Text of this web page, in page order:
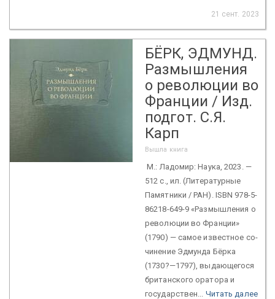
21 сент. 2023
БЁРК, ЭДМУНД.
Размышления
о революции во
Франции / Изд.
подгот. С.Я.
Карп
Вышла книга
М.: Ладомир: Наука, 2023. —
512 c., ил. (Литературные
Памятники / РАН). ISBN 978-5-
86218-649-9 «Размышления о
революции во Франции»
(1790) — самое известное со-
чинение Эдмунда Бёрка
(1730?—1797), выдающегося
британского оратора и
государствен... Читать далее